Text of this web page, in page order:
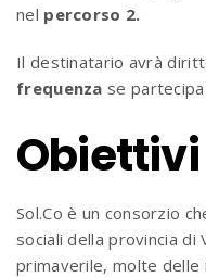
nel percorso 2.
Il destinatario avrà
frequenza se
Obiettivi
Sol.Co è un consorzio
sociali della provincia di
primaverile, molte